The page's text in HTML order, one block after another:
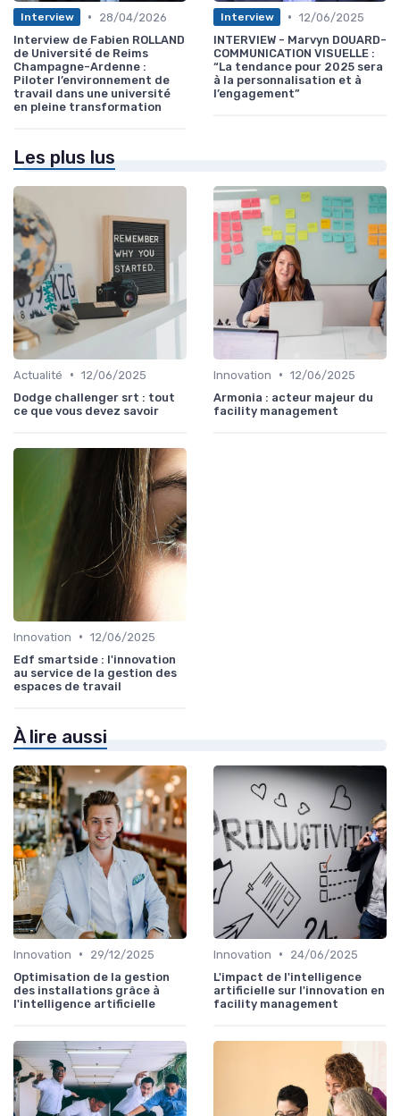
Interview •
28/04/2026
Interview de Fabien ROLLAND
de Université de Reims
Champagne-Ardenne :
Piloter l’environnement de
travail dans une université
en pleine transformation
Interview • 12/06/2025
INTERVIEW - Marvyn DOUARD-
COMMUNICATION VISUELLE :
“La tendance pour 2025 sera
à la personnalisation et à
l’engagement”
Les plus lus
Actualité • 12/06/2025
Dodge challenger srt : tout
ce que vous devez savoir
Innovation • 12/06/2025
Armonia : acteur majeur du
facility management
Innovation • 12/06/2025
Edf smartside : l'innovation
au service de la gestion des
espaces de travail
À lire aussi
Innovation •
29/12/2025
Optimisation de la gestion
des installations grâce à
l'intelligence artificielle
Innovation •
24/06/2025
L'impact de l'intelligence
artificielle sur l'innovation en
facility management